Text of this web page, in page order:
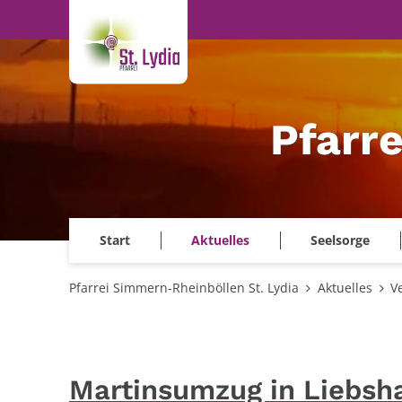
Start Aktuelles Seelsorge
Pfarrei Simmern-Rheinböllen St. Lydia Aktuelles
Martinsumzug in